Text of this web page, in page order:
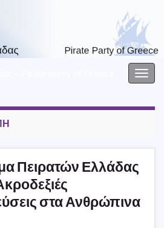
Πειρατών Ελλάδας
στα Ανθρώπινα